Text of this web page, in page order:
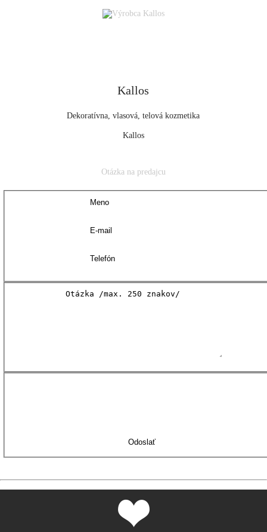
Kallos
Dekoratívna, vlasová, telová kozmetika
Kallos
Otázka na predajcu